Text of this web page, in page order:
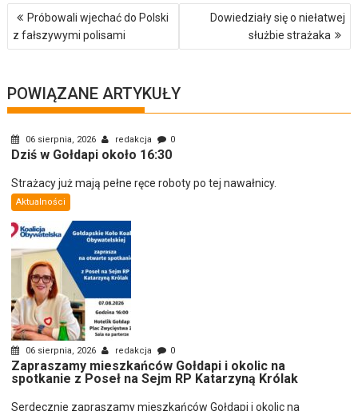
Nawigacja
wpisu
Próbowali wjechać do Polski
z fałszywymi polisami
Dowiedziały się o niełatwej
służbie strażaka
POWIĄZANE ARTYKUŁY
06 sierpnia, 2026 redakcja 0
Dziś w Gołdapi około 16:30
Strażacy już mają pełne ręce roboty po tej nawałnicy.
Aktualności
06 sierpnia, 2026 redakcja 0
Zapraszamy mieszkańców Gołdapi i okolic na
spotkanie z Poseł na Sejm RP Katarzyną Królak
Serdecznie zapraszamy mieszkańców Gołdapi i okolic na